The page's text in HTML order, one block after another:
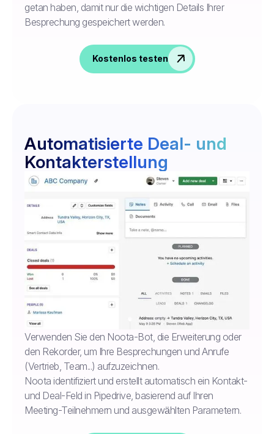
getan haben, damit nur die wichtigen Details Ihrer
Besprechung gespeichert werden.
Kostenlos testen
Automatisierte Deal- und
Kontakterstellung
Verwenden Sie den Noota-Bot, die Erweiterung oder
den Rekorder, um Ihre Besprechungen und Anrufe
(Vertrieb, Team...) aufzuzeichnen.
Noota identifiziert und erstellt automatisch ein Kontakt-
und Deal-Feld in Pipedrive, basierend auf Ihren
Meeting-Teilnehmern und ausgewählten Parametern.